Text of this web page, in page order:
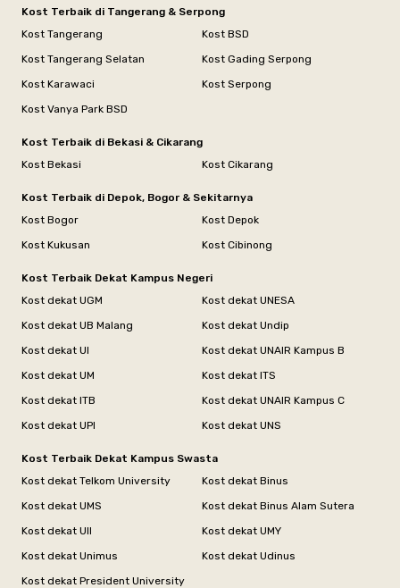
Kost Terbaik di Tangerang & Serpong
Kost Tangerang
Kost BSD
Kost Tangerang Selatan
Kost Gading Serpong
Kost Karawaci
Kost Serpong
Kost Vanya Park BSD
Kost Terbaik di Bekasi & Cikarang
Kost Bekasi
Kost Cikarang
Kost Terbaik di Depok, Bogor & Sekitarnya
Kost Bogor
Kost Depok
Kost Kukusan
Kost Cibinong
Kost Terbaik Dekat Kampus Negeri
Kost dekat UGM
Kost dekat UNESA
Kost dekat UB Malang
Kost dekat Undip
Kost dekat UI
Kost dekat UNAIR Kampus B
Kost dekat UM
Kost dekat ITS
Kost dekat ITB
Kost dekat UNAIR Kampus C
Kost dekat UPI
Kost dekat UNS
Kost Terbaik Dekat Kampus Swasta
Kost dekat Telkom University
Kost dekat Binus
Kost dekat UMS
Kost dekat Binus Alam Sutera
Kost dekat UII
Kost dekat UMY
Kost dekat Unimus
Kost dekat Udinus
Kost dekat President University